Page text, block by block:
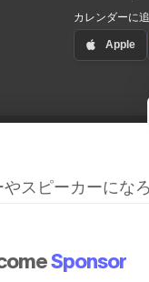
スピーカーにな
Sponsor
カレンダーに